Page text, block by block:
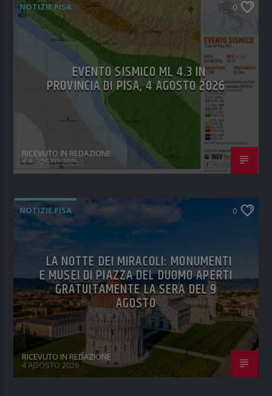
NOTIZIE PISA 0
EVENTO SISMICO ML 4.3 IN
PROVINCIA DI PISA, 4 AGOSTO 2026
RICEVUTO IN REDAZIONE
4 AGOSTO 2026
NOTIZIE PISA 0
LA NOTTE DEI MIRACOLI: MONUMENTI
E MUSEI DI PIAZZA DEL DUOMO APERTI
GRATUITAMENTE LA SERA DEL 9
AGOSTO
RICEVUTO IN REDAZIONE
4 AGOSTO 2026